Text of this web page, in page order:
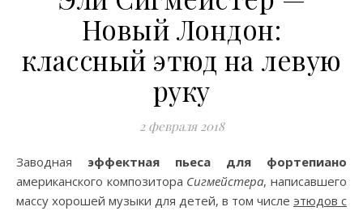
Новый Лондон:
классный этюд на левую
руку
2 февраля 2018
Заводная эффектная пьеса для фортепиано
американского композитора Сигмейстера, написавшего
массу хорошей музыки для детей, в том числе этюдов с